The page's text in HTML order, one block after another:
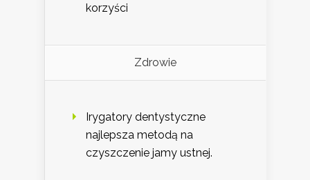
korzyści
Zdrowie
Irygatory dentystyczne
najlepsza metodą na
czyszczenie jamy ustnej.